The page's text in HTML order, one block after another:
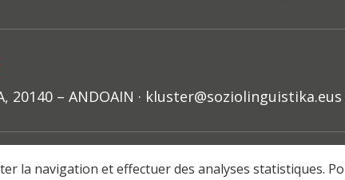
20140 – ANDOAIN · kluster@soziolinguistika.eus
la navigation et effectuer des analyses statistiques.